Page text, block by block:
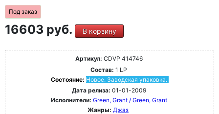
Под заказ
16603 руб. В корзину
Артикул: CDVP 414746
Состав: 1 LP
Состояние: Новое. Заводская упаковка.
Дата релиза: 01-01-2009
Исполнители: Green, Grant / Green, Grant
Жанры: Джаз